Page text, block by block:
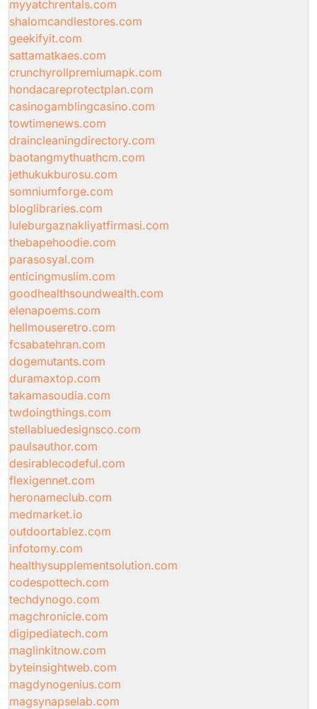
myyatchrentals.com
shalomcandlestores.com
geekifyit.com
sattamatkaes.com
crunchyrollpremiumapk.com
hondacareprotectplan.com
casinogamblingcasino.com
towtimenews.com
draincleaningdirectory.com
baotangmythuathcm.com
jethukukburosu.com
somniumforge.com
bloglibraries.com
luleburgaznakliyatfirmasi.com
thebapehoodie.com
parasosyal.com
enticingmuslim.com
goodhealthsoundwealth.com
elenapoems.com
hellmouseretro.com
fcsabatehran.com
dogemutants.com
duramaxtop.com
takamasoudia.com
twdoingthings.com
stellabluedesignsco.com
paulsauthor.com
desirablecodeful.com
flexigennet.com
heronameclub.com
medmarket.io
outdoortablez.com
infotomy.com
healthysupplementsolution.com
codespottech.com
techdynogo.com
magchronicle.com
digipediatech.com
maglinkitnow.com
byteinsightweb.com
magdynogenius.com
magsynapselab.com